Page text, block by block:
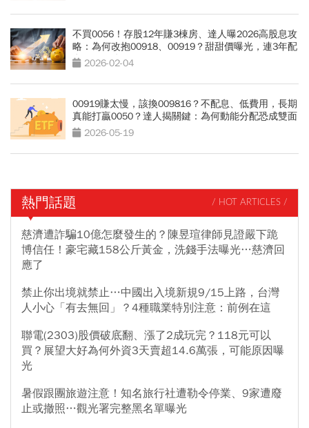
不買0056！存股12年賺3棟房、達人曝2026高股息攻
略：為何改抱00918、00919？甜甜價曝光，連3年配
息11%關鍵
2026-02-04
00919賺太慢，該換009816？不配息、低費用，長期
真能打贏0050？達人揭關鍵：為何動能分配恐成雙面
刃 2026-05-19
熱門話題 / HOT ARTICLES /
慈濟遭詐騙10億怎麼發生的？陳昱瑄律師見證嚴下跪
博信任！豪宅藏158公斤黃金，洗錢手法曝光…慈濟回
應了
禁止你出境就禁止…中國出入境新規9/15上路，台灣
人小心「有去無回」？4種職業特別注意：前例在這
聯電(2303)股價破底翻、漲了2成玩完？118元可以
買？展望大好為何外資3天賣超14.6萬張，可能原因曝
光
暑假跟團旅遊注意！知名旅行社遭勒令停業、9家遭廢
止或撤照…觀光署完整黑名單曝光